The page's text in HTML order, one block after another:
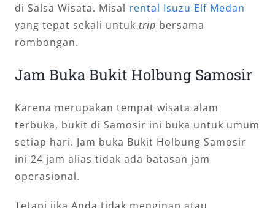
di Salsa Wisata. Misal rental Isuzu Elf Medan
yang tepat sekali untuk trip bersama
rombongan.
Jam Buka Bukit Holbung Samosir
Karena merupakan tempat wisata alam
terbuka, bukit di Samosir ini buka untuk umum
setiap hari. Jam buka Bukit Holbung Samosir
ini 24 jam alias tidak ada batasan jam
operasional.